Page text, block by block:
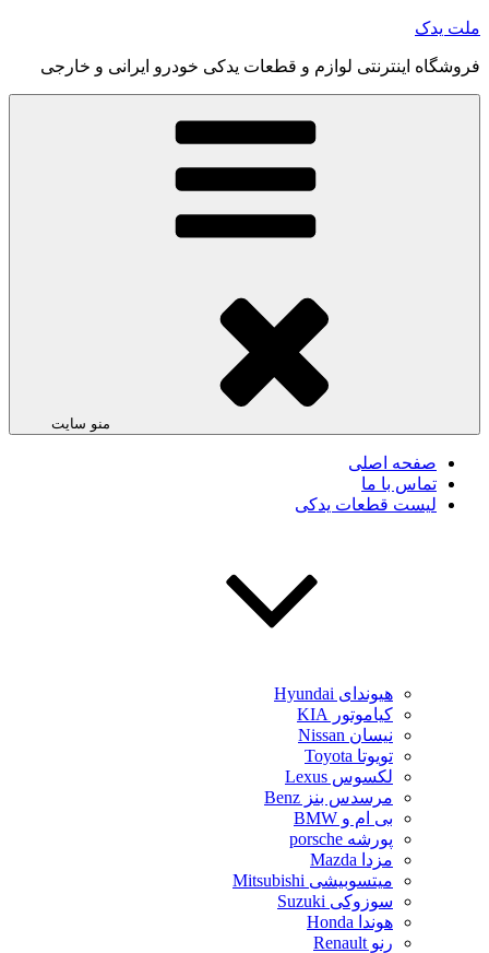
رفتن
محتوا
ملت یدک
فروشگاه اینترنتی لوازم و قطعات یدکی خودرو ایرانی و خارجی
منو سایت
صفحه اصلی
تماس با ما
لیست قطعات یدکی
هیوندای Hyundai
کیاموتور KIA
نیسان Nissan
تویوتا Toyota
لکسوس Lexus
مرسدس بنز Benz
بی ام و BMW
پورشه porsche
مزدا Mazda
میتسوبیشی Mitsubishi
سوزوکی Suzuki
هوندا Honda
رنو Renault